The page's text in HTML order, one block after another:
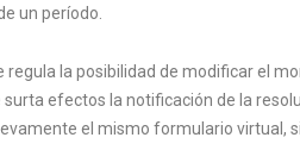
un período.
regula la posibilidad de modificar el
surta efectos la notificación de la
el mismo formulario virtual,